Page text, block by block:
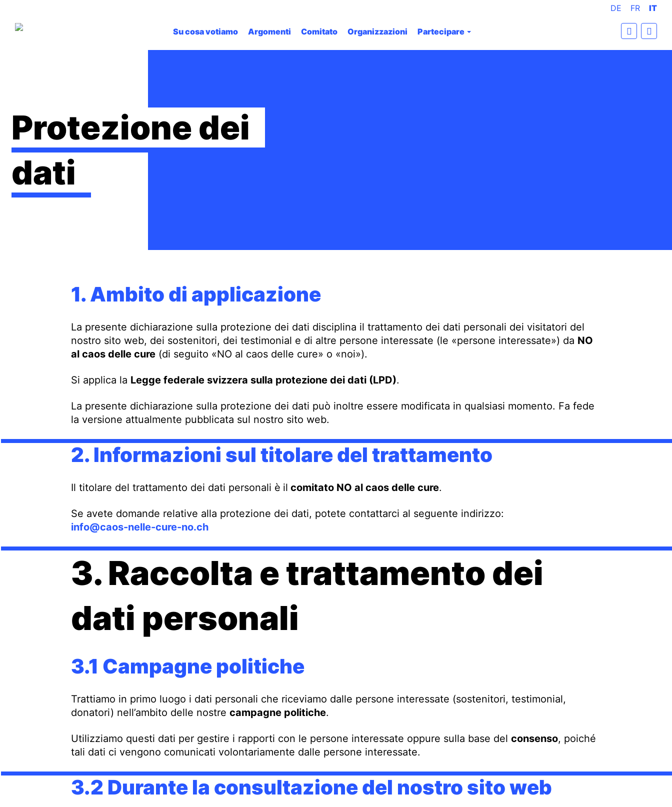
DE FR IT
Su cosa votiamo Argomenti Comitato Organizzazioni Partecipare
Protezione dei
dati
1. Ambito di applicazione
La presente dichiarazione sulla protezione dei dati disciplina il trattamento dei dati personali dei visitatori del
nostro sito web, dei sostenitori, dei testimonial e di altre persone interessate (le «persone interessate») da NO
al caos delle cure (di seguito «NO al caos delle cure» o «noi»).
Si applica la Legge federale svizzera sulla protezione dei dati (LPD).
La presente dichiarazione sulla protezione dei dati può inoltre essere modificata in qualsiasi momento. Fa fede
la versione attualmente pubblicata sul nostro sito web.
2. Informazioni sul titolare del trattamento
Il titolare del trattamento dei dati personali è il comitato NO al caos delle cure.
Se avete domande relative alla protezione dei dati, potete contattarci al seguente indirizzo:
info@caos-nelle-cure-no.ch
3. Raccolta e trattamento dei
dati personali
3.1 Campagne politiche
Trattiamo in primo luogo i dati personali che riceviamo dalle persone interessate (sostenitori, testimonial,
donatori) nell’ambito delle nostre campagne politiche.
Utilizziamo questi dati per gestire i rapporti con le persone interessate oppure sulla base del consenso, poiché
tali dati ci vengono comunicati volontariamente dalle persone interessate.
3.2 Durante la consultazione del nostro sito web